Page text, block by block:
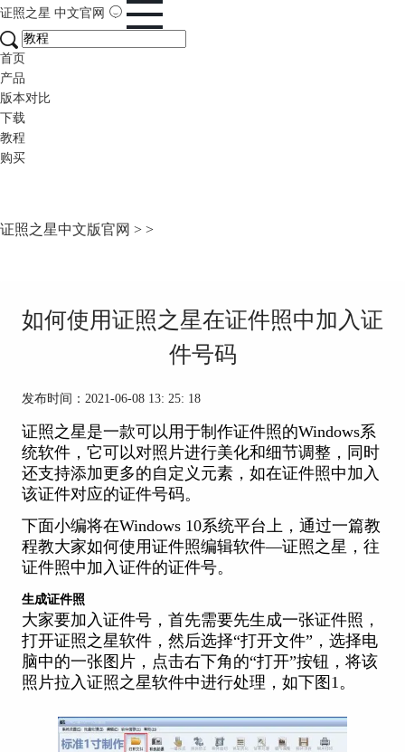
证照之星 中文官网
首页
产品
版本对比
下载
教程
购买
证照之星中文版官网 > >
如何使用证照之星在证件照中加入证
件号码
发布时间：2021-06-08 13: 25: 18
证照之星是一款可以用于制作证件照的Windows系
统软件，它可以对照片进行美化和细节调整，同时
还支持添加更多的自定义元素，如在证件照中加入
该证件对应的证件号码。
下面小编将在Windows 10系统平台上，通过一篇教
程教大家如何使用证件照编辑软件—证照之星，往
证件照中加入证件的证件号。
生成证件照
大家要加入证件号，首先需要先生成一张证件照，
打开证照之星软件，然后选择“打开文件”，选择电
脑中的一张图片，点击右下角的“打开”按钮，将该
照片拉入证照之星软件中进行处理，如下图1。